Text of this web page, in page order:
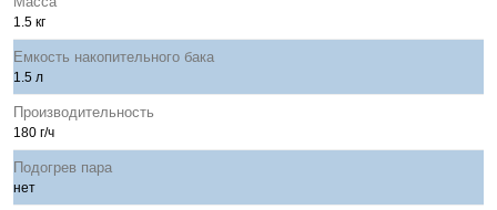
1.5 кг
Емкость накопительного бака
1.5 л
Производительность
180 г/ч
Подогрев пара
нет